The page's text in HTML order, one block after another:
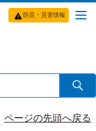
防災・災害情報
ページの先頭へ戻る